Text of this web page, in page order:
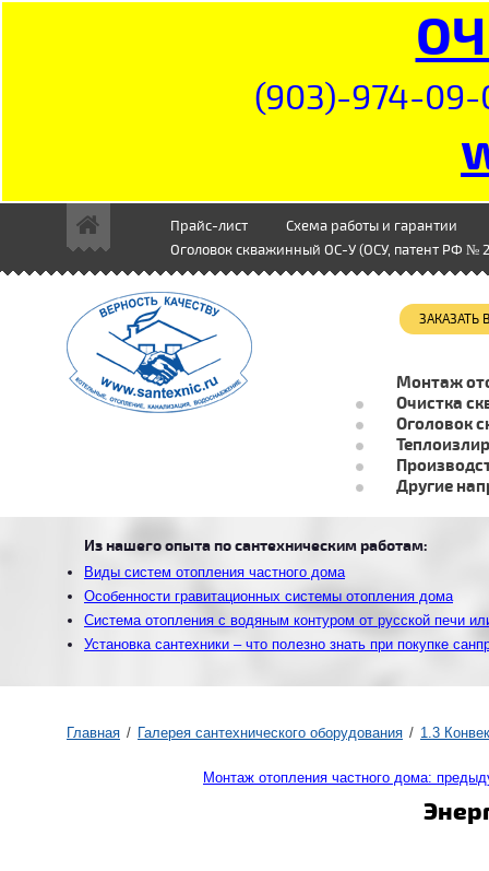
(903)-974-09-
Главная Галерея сантехнического оборудования 1.3
Монтаж отопления частного дома:
Прайс-лист
Схема работы и гарантии
Оголовок скважинный ОС-У (ОСУ, патент РФ №
Монтаж
Очистка
Оголовок
Другие
Из нашего опыта по сантехническим работам:
Виды систем отопления частного дома
Особенности гравитационных системы отопления дома
Система отопления с водяным контуром от русской печи
Установка сантехники – что полезно знать при покупке